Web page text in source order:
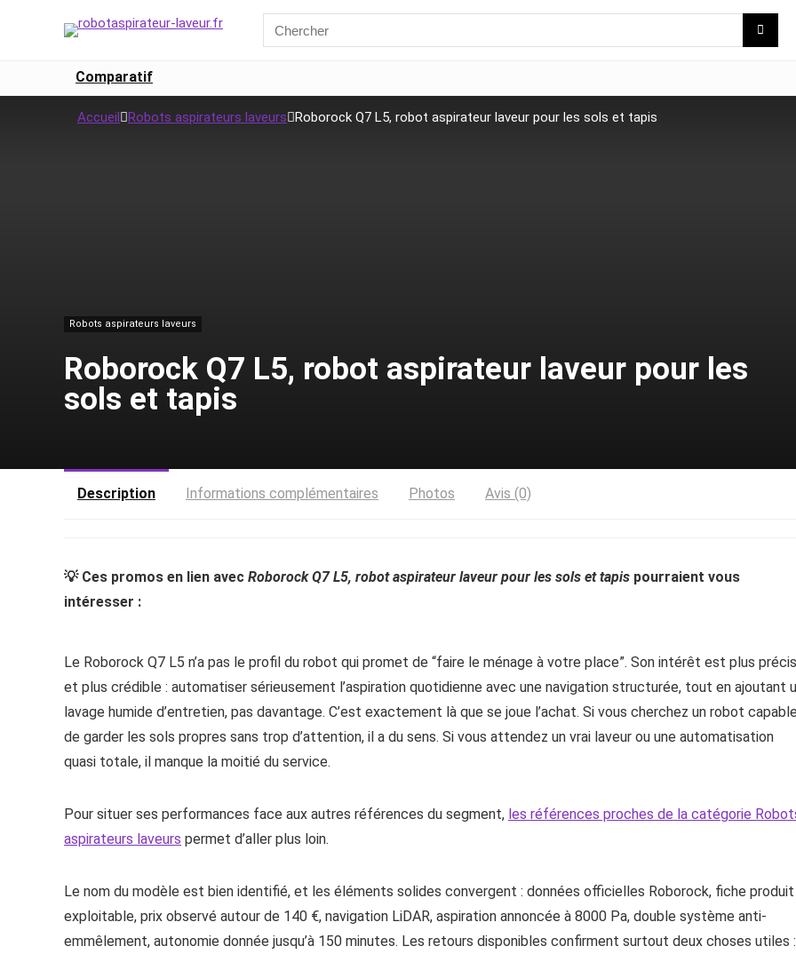
Comparatif
Accueil Robots aspirateurs laveurs Roborock Q7 L5, robot aspirateur laveur pour les sols et tapis
Robots aspirateurs laveurs
Roborock Q7 L5, robot aspirateur laveur pour les
sols et tapis
Description Informations complémentaires Photos Avis (0)
💡 Ces promos en lien avec Roborock Q7 L5, robot aspirateur laveur pour les sols et tapis pourraient vous
intéresser :
Le Roborock Q7 L5 n’a pas le profil du robot qui promet de “faire le ménage à votre place”. Son intérêt est plus
et plus crédible : automatiser sérieusement l’aspiration quotidienne avec une navigation structurée, tout en ajoutant
lavage humide d’entretien, pas davantage. C’est exactement là que se joue l’achat. Si vous cherchez un robot
de garder les sols propres sans trop d’attention, il a du sens. Si vous attendez un vrai laveur ou une automatisation
quasi totale, il manque la moitié du service.
Pour situer ses performances face aux autres références du segment, les références proches de la catégorie
aspirateurs laveurs permet d’aller plus loin.
Le nom du modèle est bien identifié, et les éléments solides convergent : données officielles Roborock, fiche produit
exploitable, prix observé autour de 140 €, navigation LiDAR, aspiration annoncée à 8000 Pa, double système anti-
emmêlement, autonomie donnée jusqu’à 150 minutes. Les retours disponibles confirment surtout deux choses utiles :